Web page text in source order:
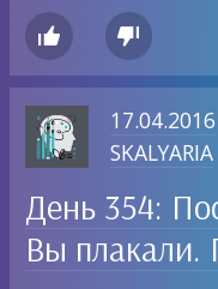
 
17.04.2016
SKALYARIA
День 354:
Вы плакали.